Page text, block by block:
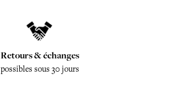
Retours & échanges
possibles sous 30 jours